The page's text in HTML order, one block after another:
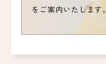
をご案内いたします。